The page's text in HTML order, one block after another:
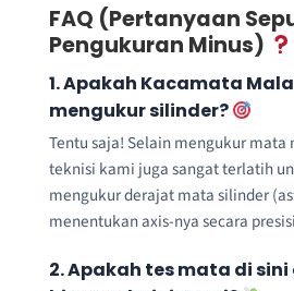
FAQ (Pertanyaan
Pengukuran Minus)
1. Apakah Kacamata
mengukur silinder?
Tentu saja! Selain mengukur mata
teknisi kami juga sangat terlatih
mengukur derajat mata silinder
menentukan axis-nya secara
2. Apakah tes mata di